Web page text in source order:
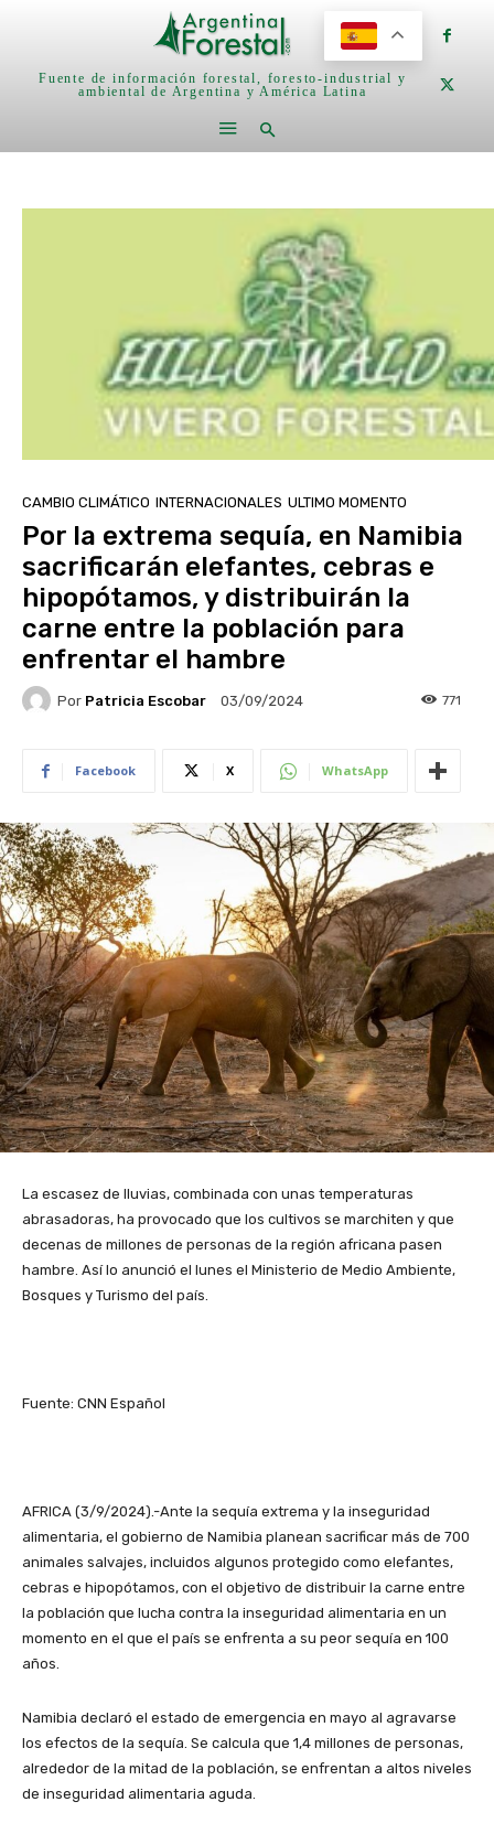
Fuente de información forestal, foresto-industrial y
ambiental de Argentina y América Latina
CAMBIO CLIMÁTICO INTERNACIONALES ULTIMO MOMENTO
Por la extrema sequía, en Namibia
sacrificarán elefantes, cebras e
hipopótamos, y distribuirán la
carne entre la población para
enfrentar el hambre
Por Patricia Escobar 03/09/2024 771
Facebook X WhatsApp
La escasez de lluvias, combinada con unas temperaturas
abrasadoras, ha provocado que los cultivos se marchiten y que
decenas de millones de personas de la región africana pasen
hambre. Así lo anunció el lunes el Ministerio de Medio Ambiente,
Bosques y Turismo del país.
Fuente: CNN Español
AFRICA (3/9/2024).-Ante la sequía extrema y la inseguridad
alimentaria, el gobierno de Namibia planean sacrificar más de 700
animales salvajes, incluidos algunos protegido como elefantes,
cebras e hipopótamos, con el objetivo de distribuir la carne entre
la población que lucha contra la inseguridad alimentaria en un
momento en el que el país se enfrenta a su peor sequía en 100
años.
Namibia declaró el estado de emergencia en mayo al agravarse
los efectos de la sequía. Se calcula que 1,4 millones de personas,
alrededor de la mitad de la población, se enfrentan a altos niveles
de inseguridad alimentaria aguda.